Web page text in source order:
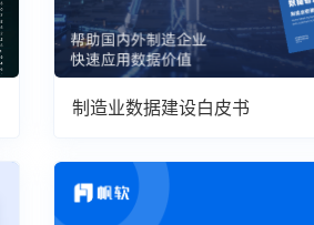
制造业数据建设白皮书